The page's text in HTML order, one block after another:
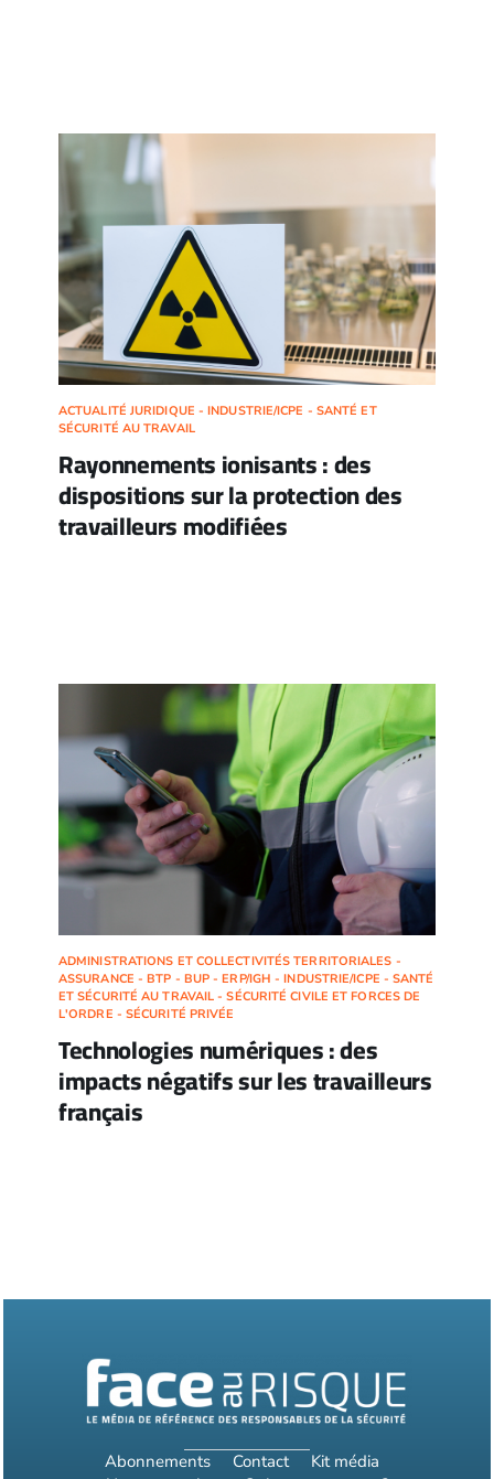
ACTUALITÉ JURIDIQUE - INDUSTRIE/ICPE - SANTÉ ET
SÉCURITÉ AU TRAVAIL
Rayonnements ionisants : des
dispositions sur la protection des
travailleurs modifiées
ADMINISTRATIONS ET COLLECTIVITÉS TERRITORIALES -
ASSURANCE - BTP - BUP - ERP/IGH - INDUSTRIE/ICPE - SANTÉ
ET SÉCURITÉ AU TRAVAIL - SÉCURITÉ CIVILE ET FORCES DE
L'ORDRE - SÉCURITÉ PRIVÉE
Technologies numériques : des
impacts négatifs sur les travailleurs
français
Abonnements Contact
Kit média